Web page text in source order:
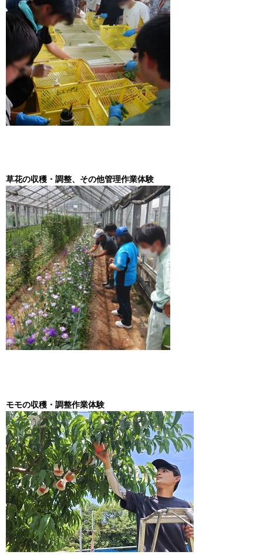
草花の収穫・調整、その他管理作業体験
モモの収穫・調整作業体験